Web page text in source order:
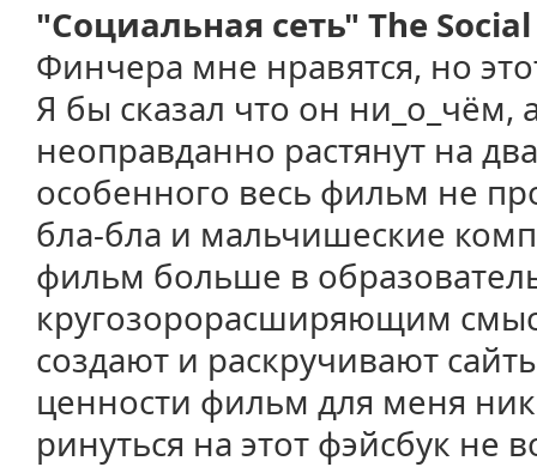
"Социальная сеть" The
Финчера мне нравятся, но
Я бы сказал что он ни_о_чём,
неоправданно растянут на
особенного весь фильм не
бла-бла и мальчишеские
фильм больше в
кругозорорасширяющим
создают и раскручивают
ценности фильм для меня
ринуться на этот фэйсбук не